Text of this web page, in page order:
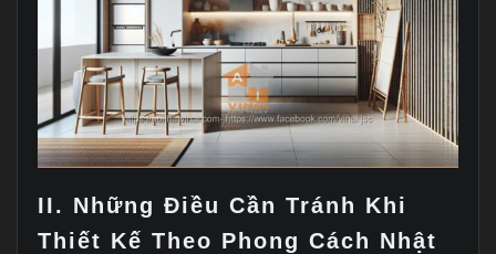
II. Những Điều Cần Tránh Khi
Thiết Kế Theo Phong Cách Nhật